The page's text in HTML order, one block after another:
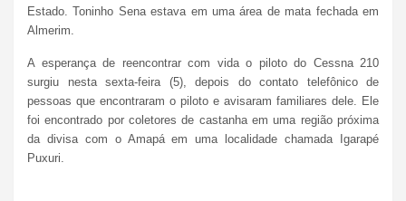
Estado. Toninho Sena estava em uma área de mata fechada em
Almerim.
A esperança de reencontrar com vida o piloto do Cessna 210
surgiu nesta sexta-feira (5), depois do contato telefônico de
pessoas que encontraram o piloto e avisaram familiares dele. Ele
foi encontrado por coletores de castanha em uma região próxima
da divisa com o Amapá em uma localidade chamada Igarapé
Puxuri.